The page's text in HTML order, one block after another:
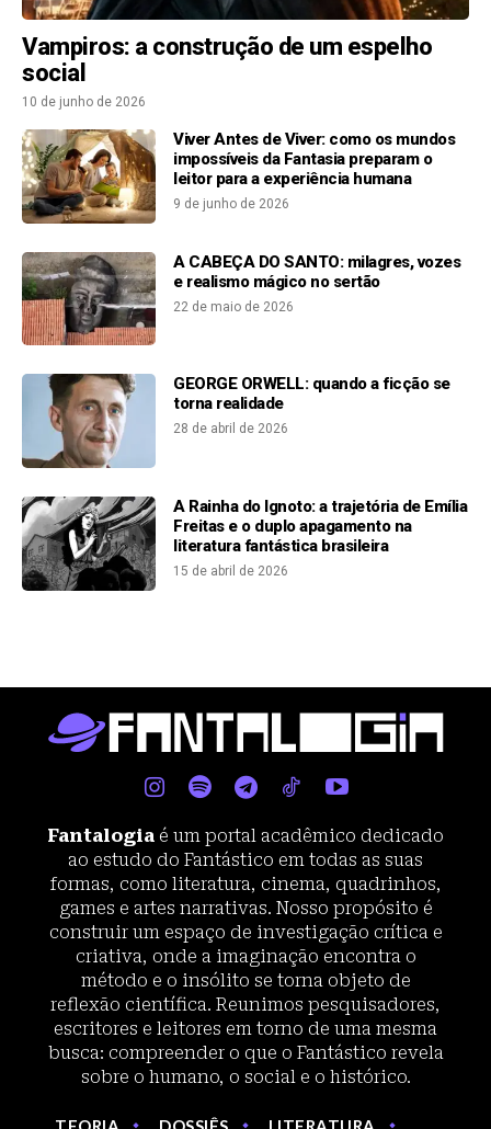
Vampiros: a construção de um espelho
social
10 de junho de 2026
Viver Antes de Viver: como os mundos
impossíveis da Fantasia preparam o
leitor para a experiência humana
9 de junho de 2026
A CABEÇA DO SANTO: milagres, vozes
e realismo mágico no sertão
22 de maio de 2026
GEORGE ORWELL: quando a ficção se
torna realidade
28 de abril de 2026
A Rainha do Ignoto: a trajetória de Emília
Freitas e o duplo apagamento na
literatura fantástica brasileira
15 de abril de 2026
Fantalogia é um portal acadêmico dedicado
ao estudo do Fantástico em todas as suas
formas, como literatura, cinema, quadrinhos,
games e artes narrativas. Nosso propósito é
construir um espaço de investigação crítica e
criativa, onde a imaginação encontra o
método e o insólito se torna objeto de
reflexão científica. Reunimos pesquisadores,
escritores e leitores em torno de uma mesma
busca: compreender o que o Fantástico revela
sobre o humano, o social e o histórico.